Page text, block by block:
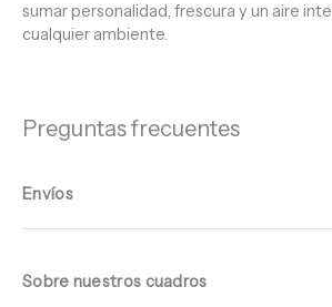
sumar personalidad, frescura y un aire
cualquier ambiente.
Preguntas frecuentes
Envíos
Sobre nuestros cuadros